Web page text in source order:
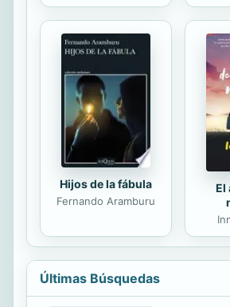
Hijos de la fábula
Fernando Aramburu
El
Últimas Búsquedas